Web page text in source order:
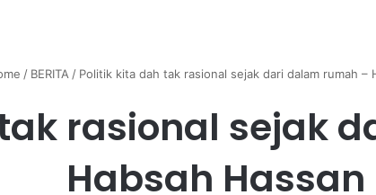
/ BERITA / Politik kita dah tak rasional sejak dari dalam rumah –
rasional sejak
Habsah Hassan